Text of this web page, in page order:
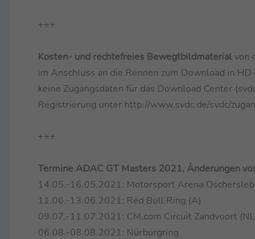
+++
Kosten- und rechtefreies Bewegtbildmaterial von
im Anschluss an die Rennen zum Download in
keine Zugangsdaten für das Download Center
Registrierung unter http://www.svdc.de/svdc/
+++
Termine ADAC GT Masters 2021, Änderungen
14.05.-16.05.2021: Motorsport Arena
11.06.-13.06.2021: Red Bull Ring (A)
09.07.-11.07.2021: CM.com Circuit Zandvoort
06.08.-08.08.2021: Nürburgring